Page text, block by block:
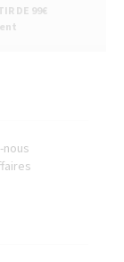
DE 99€
nous